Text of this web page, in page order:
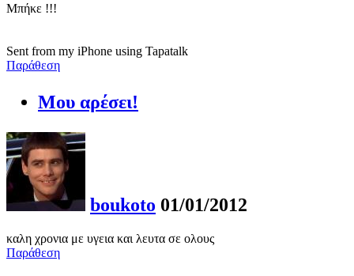
Μπήκε !!!
Sent from my iPhone using Tapatalk
Παράθεση
Μου αρέσει!
boukoto 01/01/2012
καλη χρονια με υγεια και λευτα σε ολους
Παράθεση